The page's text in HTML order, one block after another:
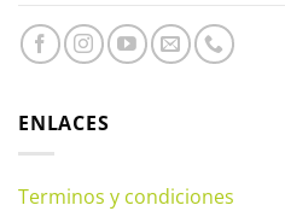
ENLACES
Terminos y condiciones